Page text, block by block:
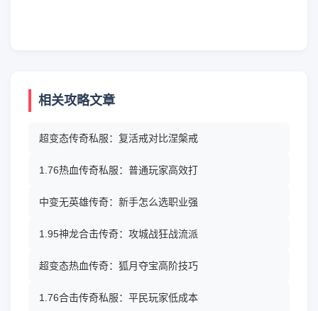
相关攻略文章
超变态传奇私服：复活戒对比涅槃戒
1.76热血传奇私服：普通玩家高效打
中变无英雄传奇：新手怎么选职业强
1.95神龙合击传奇：攻城战狂战流派
超变态热血传奇：狐月夺宝高阶技巧
1.76合击传奇私服：平民玩家低成本